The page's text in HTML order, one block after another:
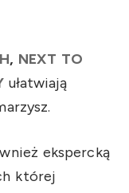
, NEXT TO
ułatwiają
ekspercką
której